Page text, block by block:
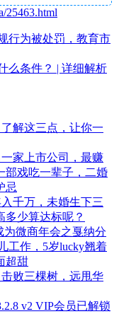
25463.html
行为被处罚，教育市
么条件？ | 详细解析
解这三点，让你一
家上市公司，最赚
部戏吃一辈子，二婚
忌
千万，未婚生下三
多少算达标呢？
微商年会之戛纳分
工作，5岁lucky翘着
超甜
败三棵树，远甩华
v2 VIP会员已解锁